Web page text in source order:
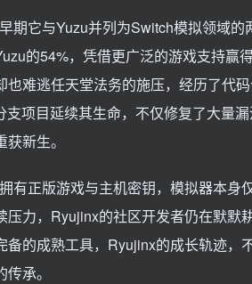
期它与Yuzu并列为Switch模拟领域的
的54%，凭借更广泛的游戏支持赢
也难逃任天堂法务的施压，经历了代
项目延续其生命，不仅修复了大量
新生。
有正版游戏与主机密钥，模拟器本身
力，Ryujinx的社区开发者仍在默默
的成熟工具，Ryujinx的成长轨迹，
承。